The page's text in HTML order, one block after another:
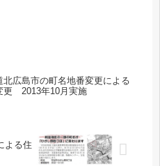
北広島市の町名地番変更による
更 2013年10月実施
よる住